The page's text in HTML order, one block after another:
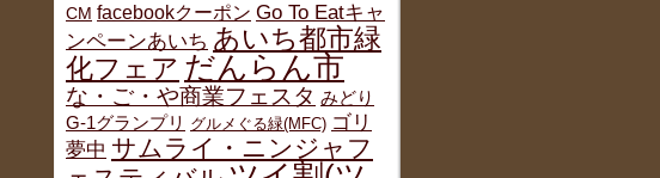
CM facebookクーポン Go To Eatキャ
ンペーンあいち あいち都市緑
化フェア だんらん市
な・ご・や商業フェスタ みどり
G-1グランプリ
グルメぐる緑(MFC) ゴリ
夢中 サムライ・ニンジャフ